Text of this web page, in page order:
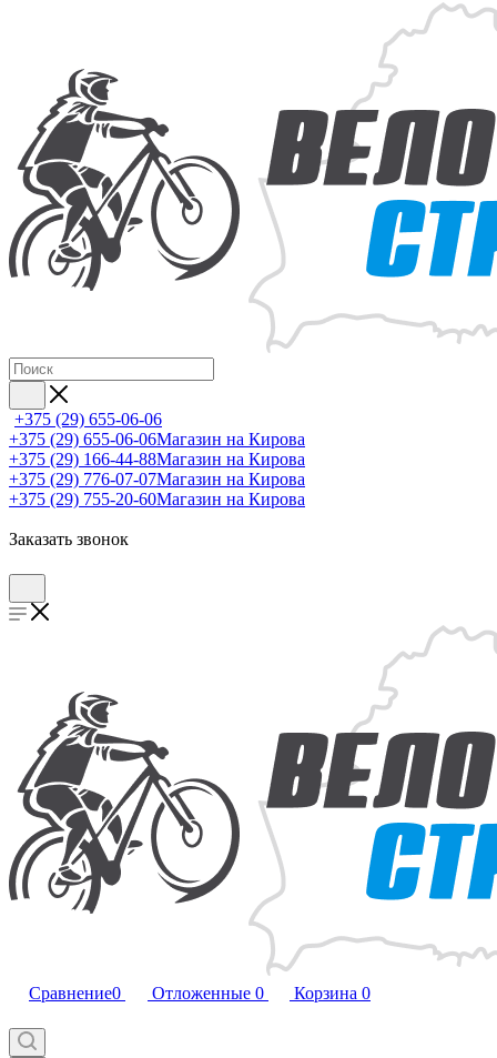
+375 (29) 655-06-06
+375 (29) 655-06-06Магазин на Кирова
+375 (29) 166-44-88Магазин на Кирова
+375 (29) 776-07-07Магазин на Кирова
+375 (29) 755-20-60Магазин на Кирова
Заказать звонок
Сравнение0 Отложенные 0 Корзина 0